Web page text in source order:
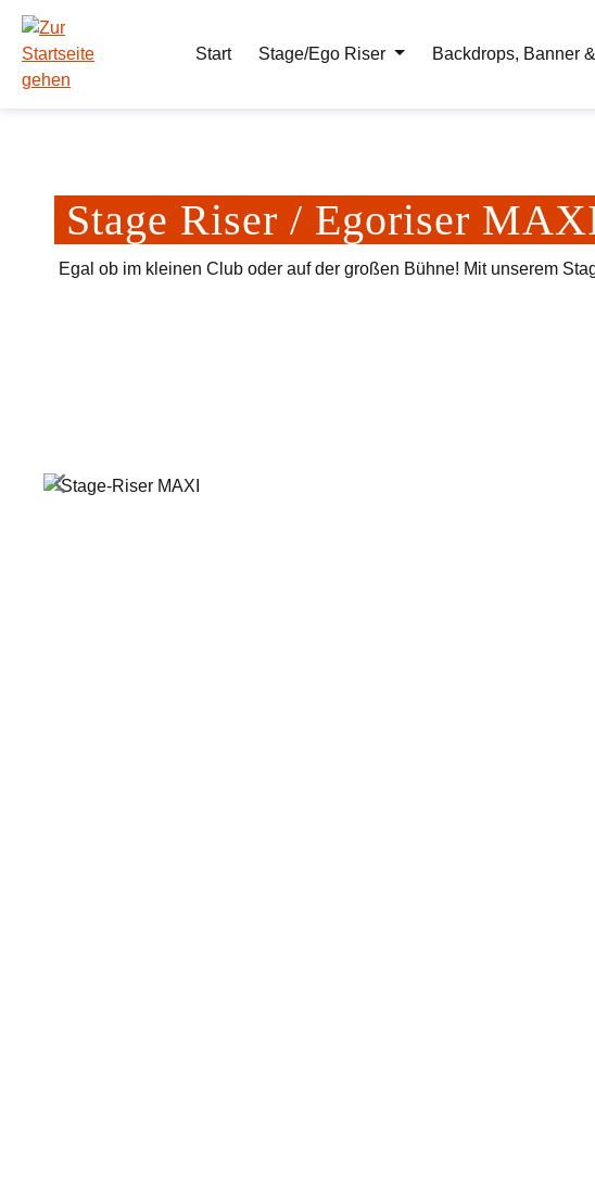
Hauptinhalt springen
Zur Suche springen
Zur Hauptnavigation springen
Start
Stage/Ego Riser Backdrops, Banner
Stage Riser / Egoriser
Egal ob im kleinen Club oder auf der großen Bühne! Mit unserem
Bildergalerie überspringen